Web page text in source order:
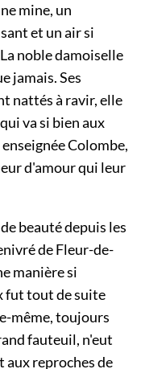
mine, un
et un air si
noble damoiselle
jamais. Ses
nattés à ravir, elle
va si bien aux
Colombe,
d'amour qui leur
beauté depuis les
de Fleur-de-
manière si
fut tout de suite
même, toujours
fauteuil, n'eut
aux reproches de